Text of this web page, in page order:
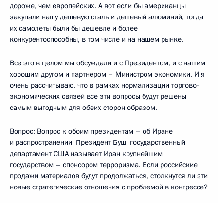
дороже, чем европейских. А вот если бы американцы
закупали нашу дешевую сталь и дешевый алюминий, тогда
их самолеты были бы дешевле и более
конкурентоспособны, в том числе и на нашем рынке.
Все это в целом мы обсуждали и с Президентом, и с нашим
хорошим другом и партнером – Министром экономики. И я
очень рассчитываю, что в рамках нормализации торгово-
экономических связей все эти вопросы будут решены
самым выгодным для обеих сторон образом.
Вопрос: Вопрос к обоим президентам – об Иране
и распространении. Президент Буш, государственный
департамент США называет Иран крупнейшим
государством – спонсором терроризма. Если российские
продажи материалов будут продолжаться, столкнутся ли эти
новые стратегические отношения с проблемой в конгрессе?